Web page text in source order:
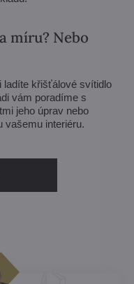
míru? Nebo
ladíte křišťálové svítidlo
vám poradíme s
jeho úprav nebo
vašemu interiéru.